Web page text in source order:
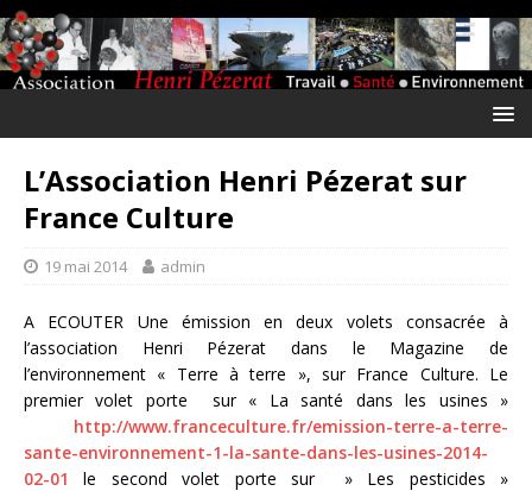
L’Association Henri Pézerat sur
France Culture
19 mai 2014 admin
A ECOUTER Une émission en deux volets consacrée à
l’association Henri Pézerat dans le Magazine de
l’environnement « Terre à terre », sur France Culture. Le
premier volet porte sur « La santé dans les usines »
http://www.franceculture.fr/emission-terre-a-terre-
sante-environnement-1-la-sante-dans-les-usines-2014-
02-01
le second volet porte sur » Les pesticides »